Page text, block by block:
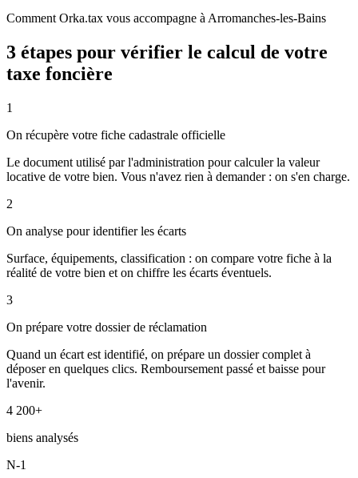
Comment Orka.tax vous accompagne à Arromanches-les-Bains
3 étapes pour vérifier le calcul de votre
taxe foncière
1
On récupère votre fiche cadastrale officielle
Le document utilisé par l'administration pour calculer la valeur
locative de votre bien. Vous n'avez rien à demander : on s'en charge.
2
On analyse pour identifier les écarts
Surface, équipements, classification : on compare votre fiche à la
réalité de votre bien et on chiffre les écarts éventuels.
3
On prépare votre dossier de réclamation
Quand un écart est identifié, on prépare un dossier complet à
déposer en quelques clics. Remboursement passé et baisse pour
l'avenir.
4 200+
biens analysés
N-1